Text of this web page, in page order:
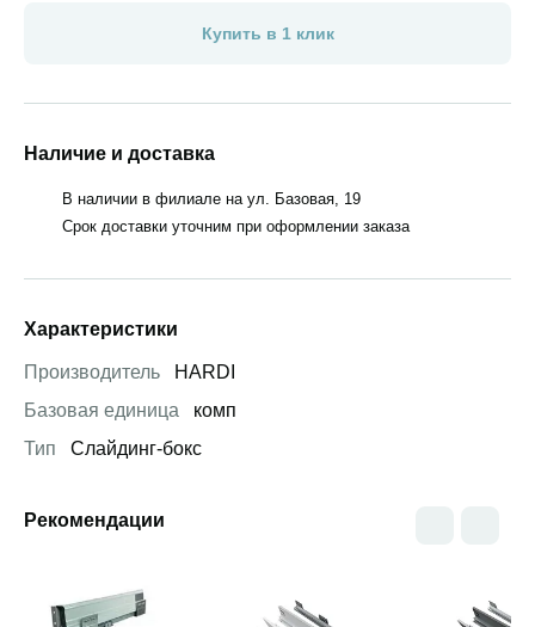
Купить в 1 клик
Наличие и доставка
В наличии в филиале на ул. Базовая, 19
Срок доставки уточним при оформлении заказа
Характеристики
Производитель
HARDI
Базовая единица
комп
Тип
Слайдинг-бокс
Рекомендации